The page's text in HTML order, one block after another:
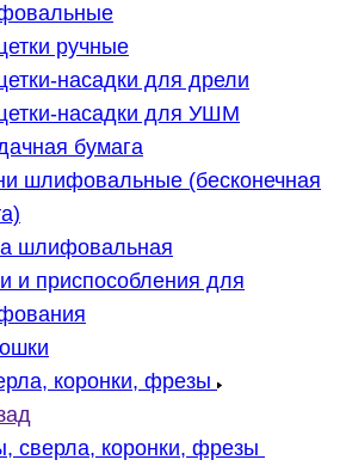
ручные
насадки для дрели
насадки для УШМ
бумага
шлифовальные (бесконечная
шлифовальная
и приспособления для
коронки, фрезы
сверла, коронки, фрезы